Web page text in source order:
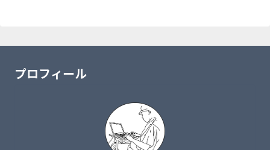
プロフィール